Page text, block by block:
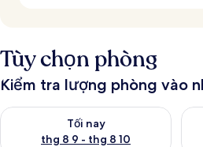
Tùy chọn phòng
Kiểm tra lượng phòng vào
Tối nay
thg 8 9 - thg 8 10
Kiểm tra lượng phòng tối nay từ thg